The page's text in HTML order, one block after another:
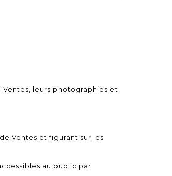
leurs photographies et
Ventes et figurant sur les
au public par